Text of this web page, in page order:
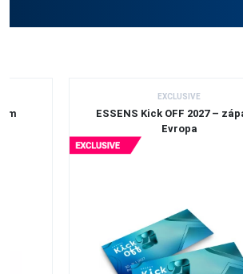
EXCLUSIVE
ESSENS Kick OFF 2027 –
Evropa